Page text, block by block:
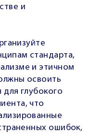
и
стандарта,
и этичном
освоить
для глубокого
что
ошибок,